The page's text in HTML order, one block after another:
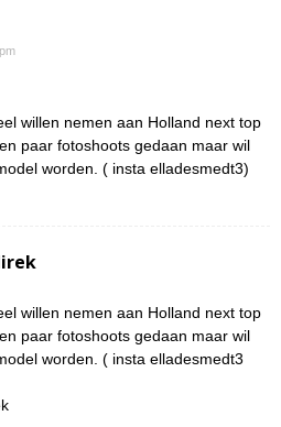
willen nemen aan Holland next top
paar fotoshoots gedaan maar wil
worden. ( insta elladesmedt3)
willen nemen aan Holland next top
paar fotoshoots gedaan maar wil
worden. ( insta elladesmedt3